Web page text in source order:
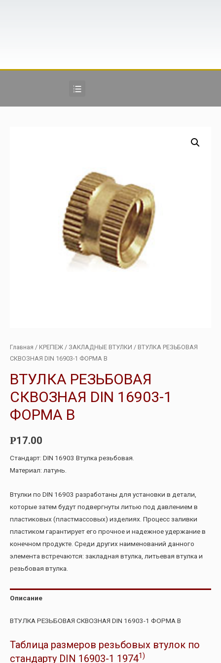
Главная / КРЕПЕЖ / ЗАКЛАДНЫЕ ВТУЛКИ / ВТУЛКА РЕЗЬБОВАЯ
СКВОЗНАЯ DIN 16903-1 ФОРМА В
ВТУЛКА РЕЗЬБОВАЯ
СКВОЗНАЯ DIN 16903-1
ФОРМА В
Р17.00
Стандарт: DIN 16903 Втулка резьбовая.
Материал: латунь.
Втулки по DIN 16903 разработаны для установки в детали,
которые затем будут подвергнуты литью под давлением в
пластиковых (пластмассовых) изделиях. Процесс заливки
пластиком гарантирует его прочное и надежное удержание в
конечном продукте. Среди других наименований данного
элемента встречаются: закладная втулка, литьевая втулка и
резьбовая втулка.
Описание
ВТУЛКА РЕЗЬБОВАЯ СКВОЗНАЯ DIN 16903-1 ФОРМА В
Таблица размеров резьбовых втулок по
стандарту DIN 16903-1 19741)